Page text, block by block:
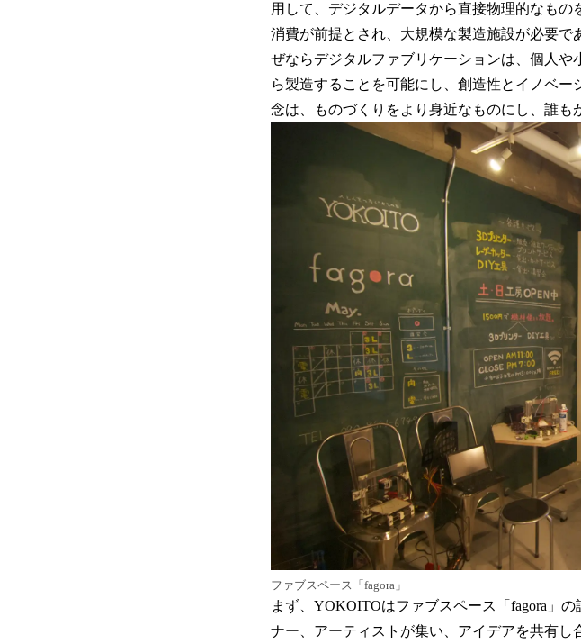
用して、デジタルデータから直接物理的なも
消費が前提とされ、大規模な製造施設が必要
ぜならデジタルファブリケーションは、個人
ら製造することを可能にし、創造性とイノベ
念は、ものづくりをより身近なものにし、誰も
ファブスペース「fagora」
まず、YOKOITOはファブスペース「fagora」
ナー、アーティストが集い、アイデアを共有